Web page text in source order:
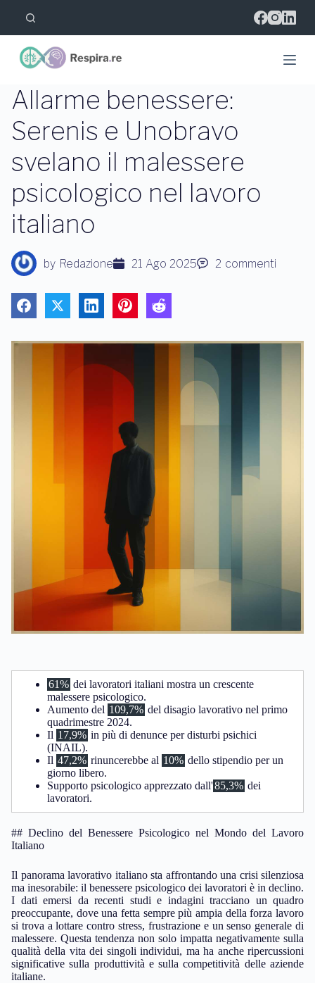
l
c
n
t
n
t
o
Allarme benessere:
Serenis e Unobravo
svelano il malessere
psicologico nel lavoro
italiano
by Redazione 21 Ago 2025 2 commenti
61% dei lavoratori italiani mostra un crescente
malessere psicologico.
Aumento del 109,7% del disagio lavorativo nel primo
quadrimestre 2024.
Il 17,9% in più di denunce per disturbi psichici
(INAIL).
Il 47,2% rinuncerebbe al 10% dello stipendio per un
giorno libero.
Supporto psicologico apprezzato dall'85,3% dei
lavoratori.
## Declino del Benessere Psicologico nel Mondo del Lavoro
Italiano
Il panorama lavorativo italiano sta affrontando una crisi silenziosa
ma inesorabile: il benessere psicologico dei lavoratori è in declino.
I dati emersi da recenti studi e indagini tracciano un quadro
preoccupante, dove una fetta sempre più ampia della forza lavoro
si trova a lottare contro stress, frustrazione e un senso generale di
malessere. Questa tendenza non solo impatta negativamente sulla
qualità della vita dei singoli individui, ma ha anche ripercussioni
significative sulla produttività e sulla competitività delle aziende
italiane.